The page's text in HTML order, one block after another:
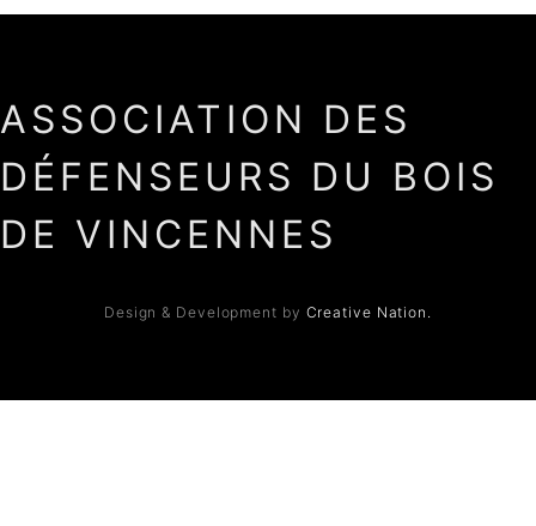
ASSOCIATION DES
DÉFENSEURS DU BOIS
DE VINCENNES
Design & Development by Creative Nation.